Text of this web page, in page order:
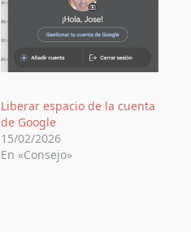
Liberar espacio de la cuenta
de Google
15/02/2026
En «Consejo»